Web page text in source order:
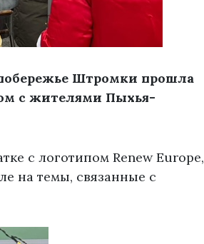
Штромки прошла
с жителями Пыхья-
с логотипом Renew Europe,
на темы, связанные с